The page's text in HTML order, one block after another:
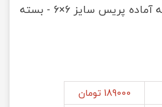
خلال سیب زمینی نیمه آماده پریس سایز 6×6 - بسته
189000 تومان